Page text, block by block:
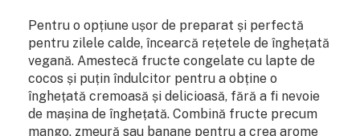
Pentru o opțiune ușor de preparat și perfectă
pentru zilele calde, încearcă rețetele de înghețată
vegană. Amestecă fructe congelate cu lapte de
cocos și puțin îndulcitor pentru a obține o
înghețată cremoasă și delicioasă, fără a fi nevoie
de mașina de înghețată. Combină fructe precum
mango, zmeură sau banane pentru a crea arome